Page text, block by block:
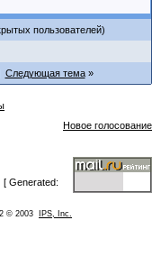
пользователей)
Следующая тема
Новое голосование
Generated:
© 2003 IPS, Inc.